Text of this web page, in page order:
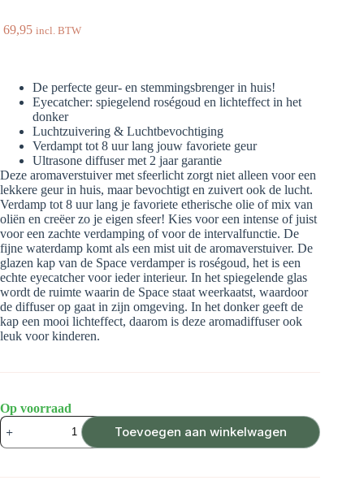
69,95 incl. BTW
De perfecte geur- en stemmingsbrenger in huis!
Eyecatcher: spiegelend roségoud en lichteffect in het
donker
Luchtzuivering & Luchtbevochtiging
Verdampt tot 8 uur lang jouw favoriete geur
Ultrasone diffuser met 2 jaar garantie
Deze aromaverstuiver met sfeerlicht zorgt niet alleen voor een
lekkere geur in huis, maar bevochtigt en zuivert ook de lucht.
Verdamp tot 8 uur lang je favoriete etherische olie of mix van
oliën en creëer zo je eigen sfeer! Kies voor een intense of juist
voor een zachte verdamping of voor de intervalfunctie. De
fijne waterdamp komt als een mist uit de aromaverstuiver. De
glazen kap van de Space verdamper is roségoud, het is een
echte eyecatcher voor ieder interieur. In het spiegelende glas
wordt de ruimte waarin de Space staat weerkaatst, waardoor
de diffuser op gaat in zijn omgeving. In het donker geeft de
kap een mooi lichteffect, daarom is deze aromadiffuser ook
leuk voor kinderen.
Op voorraad
Aroma
Diffuser
"Space"
Toevoegen aan winkelwagen